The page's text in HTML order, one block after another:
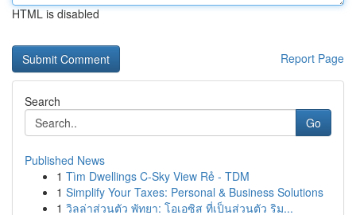
HTML is disabled
Report Page
Search
Go
Published News
1 Tìm Dwellings C-Sky View Rẻ - TDM
1 Simplify Your Taxes: Personal & Business Solutions
1 วิลล่าส่วนตัว พัทยา: โอเอซิส ที่เป็นส่วนตัว ริม...